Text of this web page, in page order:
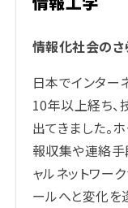
情報化社会のさ
日本でインター
10年以上経ち、
出てきました。
報収集や連絡手
ャルネットワー
ールへと変化を